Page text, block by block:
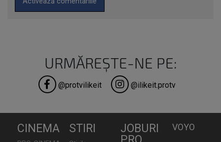
URMĂREȘTE-NE PE:
@protvilikeit @ilikeit.protv
CINEMA STIRI
JOBURI
VOYO